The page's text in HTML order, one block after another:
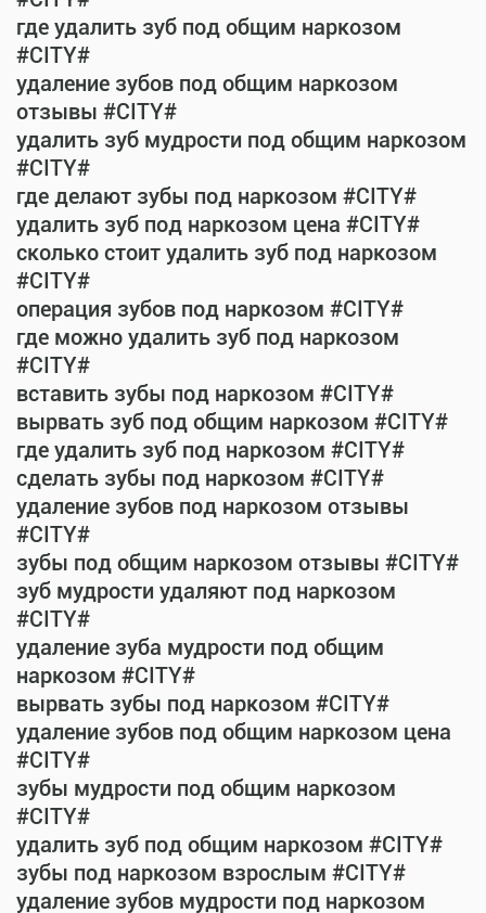
где удалить зуб под общим наркозом
#CITY#
удаление зубов под общим наркозом
отзывы #CITY#
удалить зуб мудрости под общим наркозом
#CITY#
где делают зубы под наркозом #CITY#
удалить зуб под наркозом цена #CITY#
сколько стоит удалить зуб под наркозом
#CITY#
операция зубов под наркозом #CITY#
где можно удалить зуб под наркозом
#CITY#
вставить зубы под наркозом #CITY#
вырвать зуб под общим наркозом #CITY#
где удалить зуб под наркозом #CITY#
сделать зубы под наркозом #CITY#
удаление зубов под наркозом отзывы
#CITY#
зубы под общим наркозом отзывы #CITY#
зуб мудрости удаляют под наркозом
#CITY#
удаление зуба мудрости под общим
наркозом #CITY#
вырвать зубы под наркозом #CITY#
удаление зубов под общим наркозом цена
#CITY#
зубы мудрости под общим наркозом
#CITY#
удалить зуб под общим наркозом #CITY#
зубы под наркозом взрослым #CITY#
удаление зубов мудрости под наркозом